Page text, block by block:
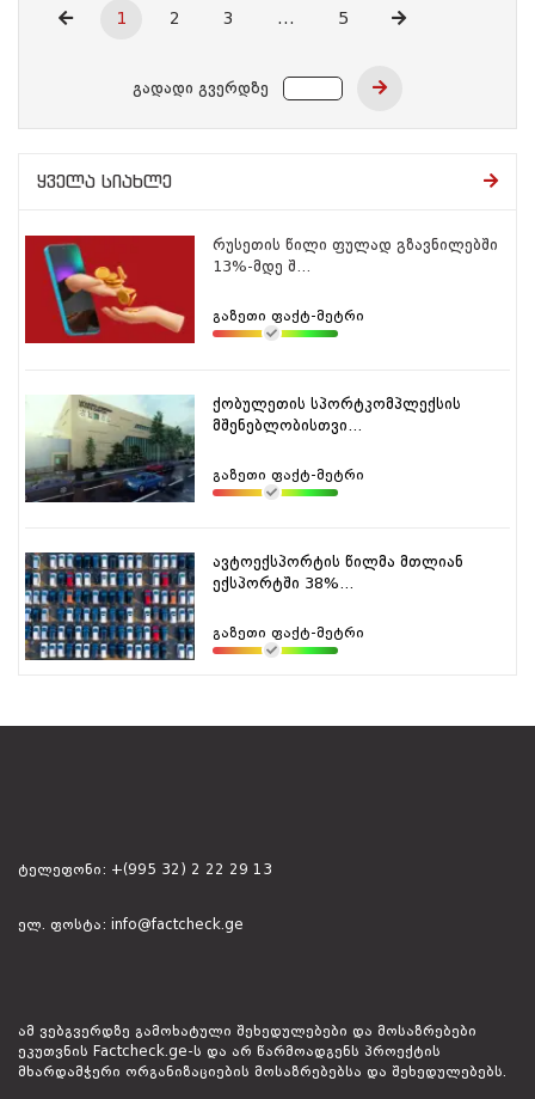
1 2 3 ... 5
გადადი გვერდზე
ყველა სიახლე
რუსეთის წილი ფულად გზავნილებში
13%-მდე შ...
გაზეთი ფაქტ-მეტრი
ქობულეთის სპორტკომპლექსის
მშენებლობისთვი...
გაზეთი ფაქტ-მეტრი
ავტოექსპორტის წილმა მთლიან
ექსპორტში 38%...
გაზეთი ფაქტ-მეტრი
ტელეფონი: +(995 32) 2 22 29 13
ელ. ფოსტა: info@factcheck.ge
ამ ვებგვერდზე გამოხატული შეხედულებები და მოსაზრებები
ეკუთვნის Factcheck.ge-ს და არ წარმოადგენს პროექტის
მხარდამჭერი ორგანიზაციების მოსაზრებებსა და შეხედულებებს.